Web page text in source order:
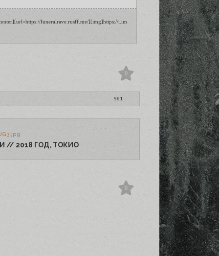
img][/url][/align]funeralrave.rusff.me/][img]https://i.imgur.com/7InwGoK.png[/img][/url][/
0
961
// 2018 ГОД, ТОКИО
0